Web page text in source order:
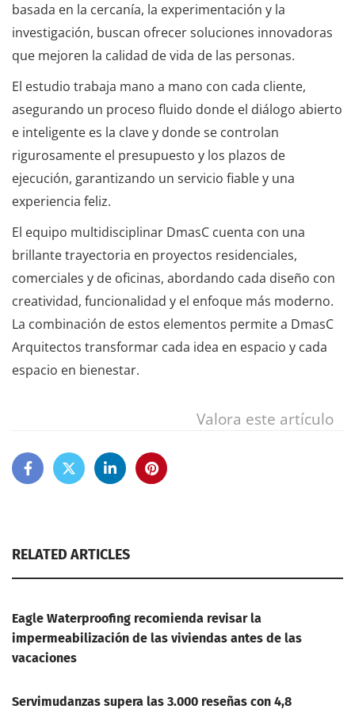
basada en la cercanía, la experimentación y la
investigación, buscan ofrecer soluciones innovadoras
que mejoren la calidad de vida de las personas.
El estudio trabaja mano a mano con cada cliente,
asegurando un proceso fluido donde el diálogo abierto
e inteligente es la clave y donde se controlan
rigurosamente el presupuesto y los plazos de
ejecución, garantizando un servicio fiable y una
experiencia feliz.
El equipo multidisciplinar DmasC cuenta con una
brillante trayectoria en proyectos residenciales,
comerciales y de oficinas, abordando cada diseño con
creatividad, funcionalidad y el enfoque más moderno.
La combinación de estos elementos permite a DmasC
Arquitectos transformar cada idea en espacio y cada
espacio en bienestar.
Valora este artículo
RELATED ARTICLES
Eagle Waterproofing recomienda revisar la
impermeabilización de las viviendas antes de las
vacaciones
Servimudanzas supera las 3.000 reseñas con 4,8